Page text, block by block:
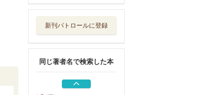
新刊パトロールに登録
同じ著者名で検索した本
り上がり冒険譚...
侯爵家の落ちこぼ
集英社
原作最強のラスボ
スが主人公の仲...
集英社